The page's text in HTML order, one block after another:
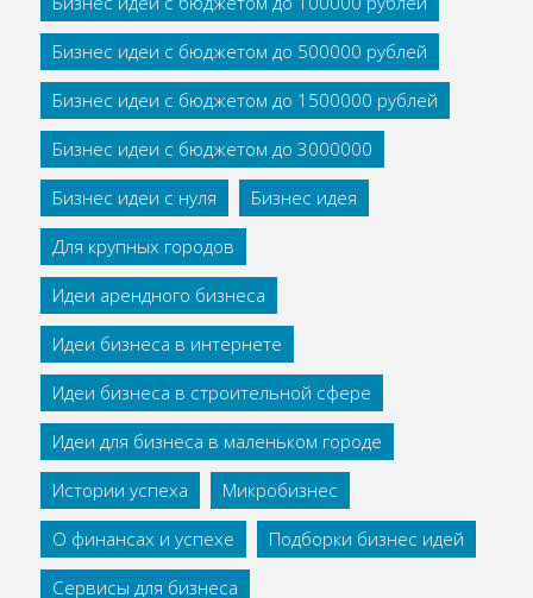
Бизнес идеи с бюджетом до 500000 рублей
Бизнес идеи с бюджетом до 1500000 рублей
Бизнес идеи с бюджетом до 3000000
Бизнес идеи с нуля
Бизнес идея
Для крупных городов
Идеи арендного бизнеса
Идеи бизнеса в интернете
Идеи бизнеса в строительной сфере
Идеи для бизнеса в маленьком городе
Истории успеха
Микробизнес
О финансах и успехе
Подборки бизнес идей
Сервисы для бизнеса